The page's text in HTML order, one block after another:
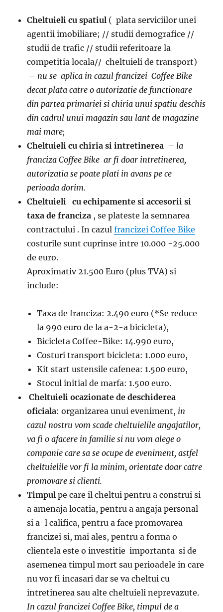
Cheltuieli cu spatiul ( plata serviciilor unei
agentii imobiliare; // studii demografice //
studii de trafic // studii referitoare la
competitia locala// cheltuieli de transport)
– nu se aplica in cazul francizei Coffee Bike
decat plata catre o autorizatie de functionare
din partea primariei si chiria unui spatiu deschis
din cadrul unui magazin sau lant de magazine
mai mare;
Cheltuieli cu chiria si intretinerea – la
franciza Coffee Bike ar fi doar intretinerea,
autorizatia se poate plati in avans pe ce
perioada dorim.
Cheltuieli cu echipamente si accesorii si
taxa de franciza , se plateste la semnarea
contractului . In cazulfrancizei Coffee Bike
costurile sunt cuprinse intre 10.000 -25.000
de euro.
Aproximativ 21.500 Euro (plus TVA) si
include:
Taxa de franciza: 2.490 euro (*Se reduce
la 990 euro de la a-2-a bicicleta),
Bicicleta Coffee-Bike: 14.990 euro,
Costuri transport bicicleta: 1.000 euro,
Kit start ustensile cafenea: 1.500 euro,
Stocul initial de marfa: 1.500 euro.
Cheltuieli ocazionate de deschiderea
oficiala: organizarea unui eveniment, in
cazul nostru vom scade cheltuielile angajatilor,
va fi o afacere in familie si nu vom alege o
companie care sa se ocupe de eveniment, astfel
cheltuielile vor fi la minim, orientate doar catre
promovare si clienti.
Timpul pe care il cheltui pentru a construi si
a amenaja locatia, pentru a angaja personal
si a-l califica, pentru a face promovarea
francizei si, mai ales, pentru a forma o
clientela este o investitie importanta si de
asemenea timpul mort sau perioadele in care
nu vor fi incasari dar se va cheltui cu
intretinerea sau alte cheltuieli neprevazute.
In cazul francizei Coffee Bike, timpul de a